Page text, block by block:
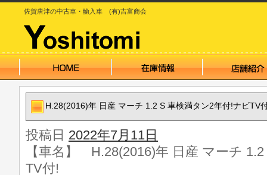
佐賀唐津の中古車・輸入車 (有)吉富商会
H.28(2016)年 日産 マーチ 1.2 S 車検満タン2年付!ナビTV
投稿日 2022年7月11日
【車名】 H.28(2016)年 日産 マーチ
TV付!